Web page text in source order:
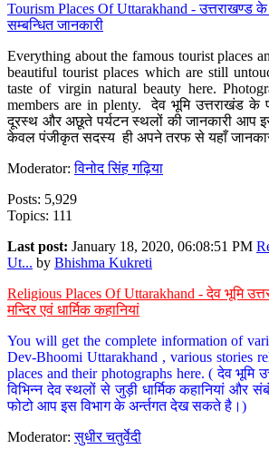
Tourism Places Of Uttarakhand - उत्तराखण्ड
सम्बन्धित जानकारी
Everything about the famous tourist places
beautiful tourist places which are still
taste of virgin natural beauty here.
members are in plenty. देव भूमि उत्तराखंड के
दूरस्थ और अछूते पर्यटन स्थलों की जानकारी आप
केवल पंजीकृत सदस्य ही अपने तरफ से यहाँ
Moderator:विनोद सिंह गढ़िया
Posts: 5,929
Topics: 111
Last post: January 18, 2020, 06:08:51 PM
Ut... by Bhishma Kukreti
Religious Places Of Uttarakhand - देव भूमि
मन्दिर एवं धार्मिक कहानियां
You will get the complete information of
Dev-Bhoomi Uttarakhand , various stories
places and their photographs here. ( देव भूमि
विभिन्न देव स्थलों से जुड़ी धार्मिक कहानियां और
फोटो आप इस विभाग के अर्न्तगत देख सकते है।)
Moderator:सुधीर चतुर्वेदी